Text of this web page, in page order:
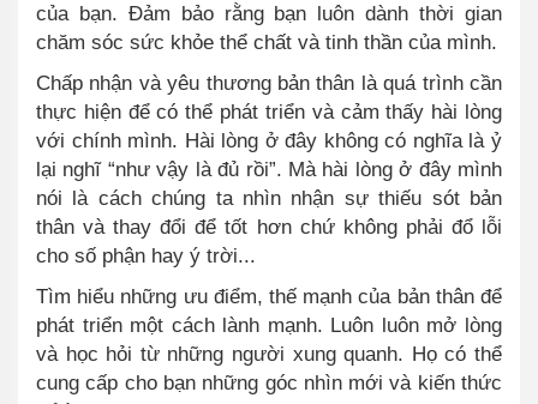
của bạn. Đảm bảo rằng bạn luôn dành thời gian
chăm sóc sức khỏe thể chất và tinh thần của mình.
Chấp nhận và yêu thương bản thân là quá trình cần
thực hiện để có thể phát triển và cảm thấy hài lòng
với chính mình. Hài lòng ở đây không có nghĩa là ỷ
lại nghĩ “như vậy là đủ rồi”. Mà hài lòng ở đây mình
nói là cách chúng ta nhìn nhận sự thiếu sót bản
thân và thay đổi để tốt hơn chứ không phải đổ lỗi
cho số phận hay ý trời...
Tìm hiểu những ưu điểm, thế mạnh của bản thân để
phát triển một cách lành mạnh. Luôn luôn mở lòng
và học hỏi từ những người xung quanh. Họ có thể
cung cấp cho bạn những góc nhìn mới và kiến thức